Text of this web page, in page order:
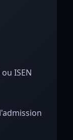
ISEN